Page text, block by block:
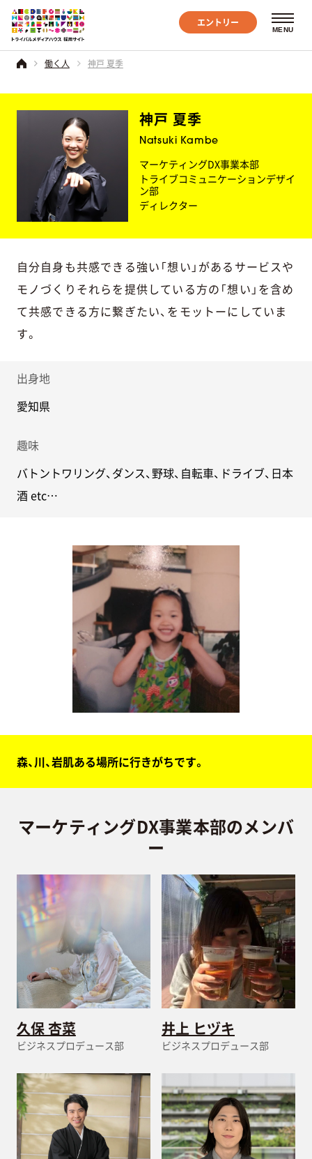
エントリー
MENU
働く人 神戸 夏季
神戸 夏季
Natsuki Kambe
マーケティングDX事業本部
トライブコミュニケーションデザイ
ン部
ディレクター
自分自身も共感できる強い「想い」があるサービスや
モノづくりそれらを提供している方の「想い」を含め
て共感できる方に繋ぎたい、をモットーにしていま
す。
出身地
愛知県
趣味
バトントワリング、ダンス、野球、自転車、ドライブ、日本
酒 etc…
森、川、岩肌ある場所に行きがちです。
マーケティングDX事業本部のメンバ
ー
久保 杏菜
ビジネスプロデュース部
井上 ヒヅキ
ビジネスプロデュース部